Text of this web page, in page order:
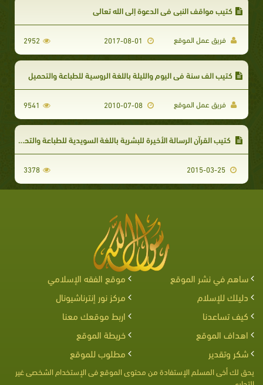
كتيب مواقف النبي في الدعوة إلى الله تعالى
فريق عمل الموقع 2952
كتيب الف سنة في اليوم والليلة باللغة الروسية للطباعة والتحميل
فريق عمل الموقع 9541
كتيب القرآن الرسالة الأخيرة للبشرية باللغة السويدية للطباعة والتحميل
3378
ساهم في نشر الموقع
موقع الفقه الإسلامي
دليلك للإسلام
مركز نور إنترناشيونال
كيف تساعدنا
اربط موقعك معنا
اهداف الموقع
خريطة الموقع
شكر وتقدير
مطلوب للموقع
يحق لك أخى المسلم الإستفادة من محتوى الموقع فى الإستخدام الشخصى غير